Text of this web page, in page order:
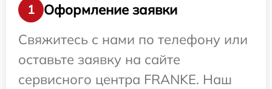
1
Оформление заявки
Свяжитесь с нами по телефону или
оставьте заявку на сайте
сервисного центра FRANKE. Наш